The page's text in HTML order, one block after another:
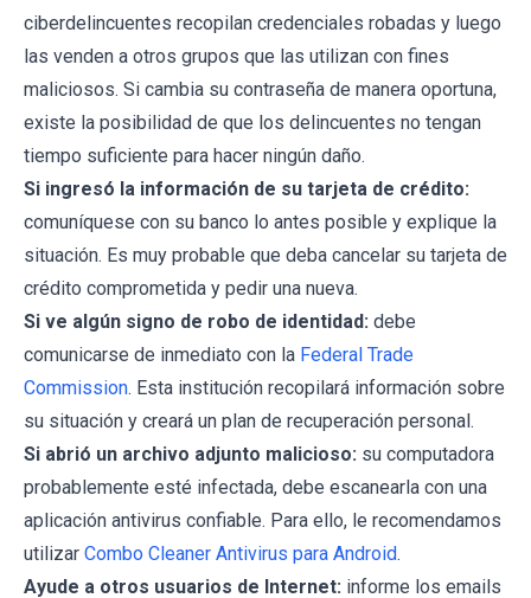
ciberdelincuentes recopilan credenciales robadas y luego
las venden a otros grupos que las utilizan con fines
maliciosos. Si cambia su contraseña de manera oportuna,
existe la posibilidad de que los delincuentes no tengan
tiempo suficiente para hacer ningún daño.
Si ingresó la información de su tarjeta de crédito:
comuníquese con su banco lo antes posible y explique la
situación. Es muy probable que deba cancelar su tarjeta de
crédito comprometida y pedir una nueva.
Si ve algún signo de robo de identidad: debe
comunicarse de inmediato con la Federal Trade
Commission. Esta institución recopilará información sobre
su situación y creará un plan de recuperación personal.
Si abrió un archivo adjunto malicioso: su computadora
probablemente esté infectada, debe escanearla con una
aplicación antivirus confiable. Para ello, le recomendamos
utilizar Combo Cleaner Antivirus para Android.
Ayude a otros usuarios de Internet: informe los emails